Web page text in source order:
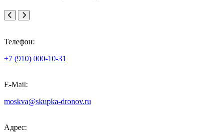
Телефон:
+7 (910) 000-10-31
E-Mail:
moskva@skupka-dronov.ru
Адрес: